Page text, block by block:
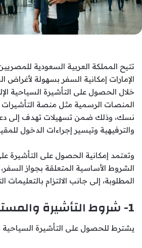
تتيح المملكة العربية السعودية
الإمارات إمكانية السفر بسهولة لأغراض
المنصات الرسمية مثل منصة
نسك، وذلك ضمن تسهيلات تهدف إلى دعم
والترفيهية وتيسير إجراءات الدخول
وتعتمد إمكانية الحصول على التأشيرة
الشروط الأساسية المتعلقة بجواز السفر،
المطلوبة، إلى جانب الالتزام بالتعليمات
1- شروط التأشيرة والمستندات المطلوبة
يشترط للحصول على التأشيرة السياحية